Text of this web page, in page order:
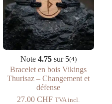
Note 4.75sur 5(4)
Bracelet en bois Vikings
Thurisaz – Changement et
défense
27.00CHF TVA incl.